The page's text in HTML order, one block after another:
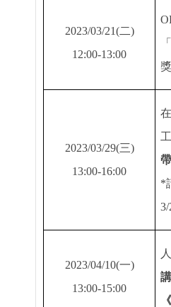
2023/03/21(二)
12:00-13:00
2023/03/29(三)
13:00-16:00
*
3/
2023/04/10(一)
13:00-15:00